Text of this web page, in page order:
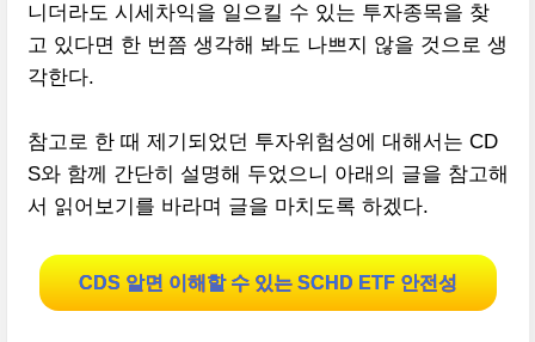
니더라도 시세차익을 일으킬 수 있는 투자종목을 찾
고 있다면 한 번쯤 생각해 봐도 나쁘지 않을 것으로 생
각한다.
참고로 한 때 제기되었던 투자위험성에 대해서는 CD
S와 함께 간단히 설명해 두었으니 아래의 글을 참고해
서 읽어보기를 바라며 글을 마치도록 하겠다.
CDS 알면 이해할 수 있는 SCHD ETF 안전성